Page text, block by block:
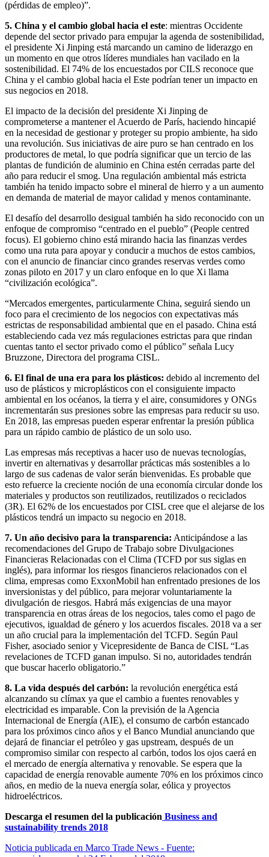
(pérdidas de empleo)”.
5. China y el cambio global hacia el este: mientras Occidente
depende del sector privado para empujar la agenda de sostenibilidad,
el presidente Xi Jinping está marcando un camino de liderazgo en
un momento en que otros líderes mundiales han vacilado en la
sostenibilidad. El 74% de los encuestados por CILS reconoce que
China y el cambio global hacia el Este podrían tener un impacto en
sus negocios en 2018.
El impacto de la decisión del presidente Xi Jinping de
comprometerse a mantener el Acuerdo de París, haciendo hincapié
en la necesidad de gestionar y proteger su propio ambiente, ha sido
una revolución. Sus iniciativas de aire puro se han centrado en los
productores de metal, lo que podría significar que un tercio de las
plantas de fundición de aluminio en China estén cerradas parte del
año para reducir el smog. Una regulación ambiental más estricta
también ha tenido impacto sobre el mineral de hierro y a un aumento
en demanda de material de mayor calidad y menos contaminante.
El desafío del desarrollo desigual también ha sido reconocido con un
enfoque de compromiso “centrado en el pueblo” (People centred
focus). El gobierno chino está mirando hacia las finanzas verdes
como una ruta para apoyar y conducir a muchos de estos cambios,
con el anuncio de financiar cinco grandes reservas verdes como
zonas piloto en 2017 y un claro enfoque en lo que Xi llama
“civilización ecológica”.
“Mercados emergentes, particularmente China, seguirá siendo un
foco para el crecimiento de los negocios con expectativas más
estrictas de responsabilidad ambiental que en el pasado. China está
estableciendo cada vez más regulaciones estrictas para que rindan
cuentas tanto el sector privado como el público” señala Lucy
Bruzzone, Directora del programa CISL.
6. El final de una era para los plásticos: debido al incremento del
uso de plásticos y microplásticos con el consiguiente impacto
ambiental en los océanos, la tierra y el aire, consumidores y ONGs
incrementarán sus presiones sobre las empresas para reducir su uso.
En 2018, las empresas pueden esperar enfrentar la presión pública
para un rápido cambio de plástico de un solo uso.
Las empresas más receptivas a hacer uso de nuevas tecnologías,
invertir en alternativas y desarrollar prácticas más sostenibles a lo
largo de sus cadenas de valor serán bienvenidas. Es probable que
esto refuerce la creciente noción de una economía circular donde los
materiales y productos son reutilizados, reutilizados o reciclados
(3R). El 62% de los encuestados por CISL cree que el alejarse de los
plásticos tendrá un impacto su negocio en 2018.
7. Un año decisivo para la transparencia: Anticipándose a las
recomendaciones del Grupo de Trabajo sobre Divulgaciones
Financieras Relacionadas con el Clima (TCFD por sus siglas en
inglés), para informar los riesgos financieros relacionados con el
clima, empresas como ExxonMobil han enfrentado presiones de los
inversionistas y del público, para mejorar voluntariamente la
divulgación de riesgos. Habrá más exigencias de una mayor
transparencia en otras áreas de los negocios, tales como el pago de
ejecutivos, igualdad de género y los acuerdos fiscales. 2018 va a ser
un año crucial para la implementación del TCFD. Según Paul
Fisher, asociado senior y Vicepresidente de Banca de CISL “Las
revelaciones de TCFD ganan impulso. Si no, autoridades tendrán
que buscar hacerlo obligatorio.”
8. La vida después del carbón: la revolución energética está
alcanzando su clímax ya que el cambio a fuentes renovables y
electricidad es imparable. Con la previsión de la Agencia
Internacional de Energía (AIE), el consumo de carbón estancado
para los próximos cinco años y el Banco Mundial anunciando que
dejará de financiar el petróleo y gas upstream, después de un
compromiso similar con respecto al carbón, todos los ojos caerá en
el mercado de energía alternativa y renovable. Se espera que la
capacidad de energía renovable aumente 70% en los próximos cinco
años, en medio de la nueva energía solar, eólica y proyectos
hidroeléctricos.
Descarga el resumen del la publicación Business and
sustainability trends 2018
Noticia publicada en Marco Trade News - Fuente: